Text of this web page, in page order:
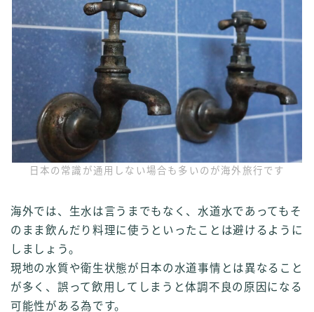
日本の常識が通用しない場合も多いのが海外旅行です
海外では、生水は言うまでもなく、水道水であってもそ
のまま飲んだり料理に使うといったことは避けるように
しましょう。
現地の水質や衛生状態が日本の水道事情とは異なること
が多く、誤って飲用してしまうと体調不良の原因になる
可能性がある為です。